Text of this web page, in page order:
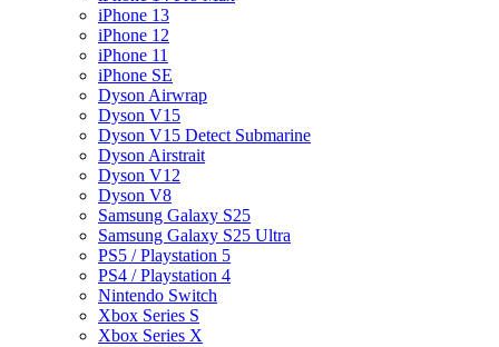
iPhone 13
iPhone 12
iPhone 11
iPhone SE
Dyson Airwrap
Dyson V15
Dyson V15 Detect Submarine
Dyson Airstrait
Dyson V12
Dyson V8
Samsung Galaxy S25
Samsung Galaxy S25 Ultra
PS5 / Playstation 5
PS4 / Playstation 4
Nintendo Switch
Xbox Series S
Xbox Series X